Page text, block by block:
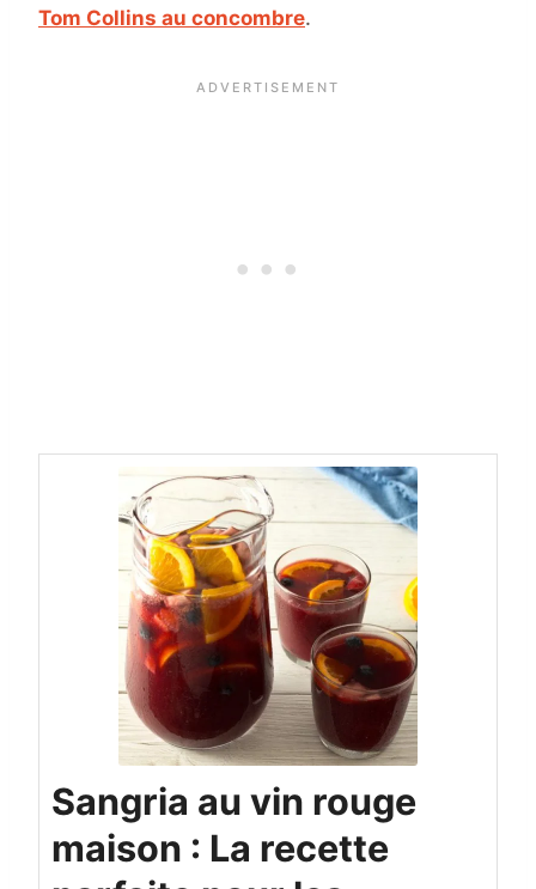
Tom Collins au concombre.
Sangria au vin rouge
maison : La recette